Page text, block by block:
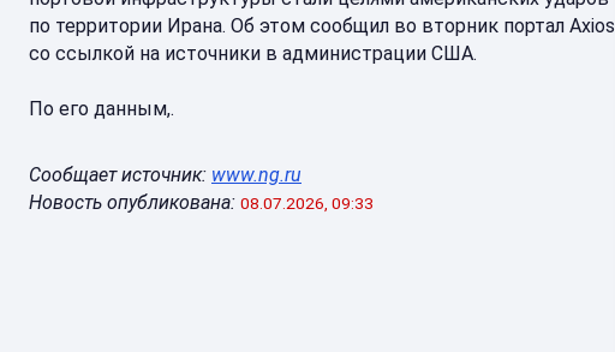
по территории Ирана. Об этом сообщил во вторник портал Axios
со ссылкой на источники в администрации США.
По его данным,.
Сообщает источник: www.ng.ru
Новость опубликована: 08.07.2026, 09:33